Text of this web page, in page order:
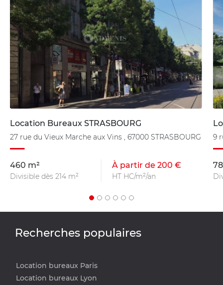
Location Bureaux STRASBOURG
27 rue du Vieux Marche aux Vins , 67000 STRASBOURG
460 m²
Divisible dès 214 m²
À partir de 200 €
HT HC/m²/an
9
Recherches populaires
Location bureaux Paris
Location bureaux Lyon